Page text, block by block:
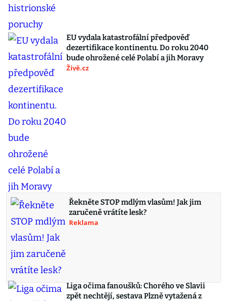
EU vydala katastrofální předpověď
dezertifikace kontinentu. Do roku 2040
bude ohrožené celé Polabí a jih Moravy
Živě.cz
Řekněte STOP mdlým vlasům! Jak jim
zaručeně vrátíte lesk?
Reklama
Liga očima fanoušků: Chorého ve Slavii
zpět nechtějí, sestava Plzně vytažená z